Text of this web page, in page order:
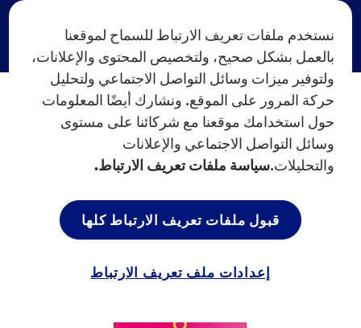
نستخدم ملفات تعريف الارتباط للسماح لموقعنا
بالعمل بشكل صحيح، ولتخصيص المحتوى والإعلانات،
ولتوفير ميزات وسائل التواصل الاجتماعي ولتحليل
حركة المرور على الموقع. ونشارك أيضًا المعلومات
حول استخدامك موقعنا مع شركائنا على مستوى
وسائل التواصل الاجتماعي والإعلانات
والتحليلات.سياسة ملفات تعريف الارتباط.
إعدادات ملف تعريف الارتباط
قبول ملفات تعريف الارتباط كلها